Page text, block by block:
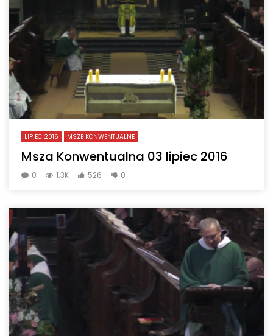
LIPIEC 2016 MSZE KONWENTUALNE
Msza Konwentualna 03 lipiec 2016
0 1.3K 526 0